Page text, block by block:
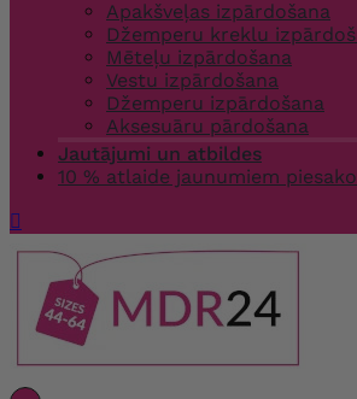
Apakšveļas izpārdošana
Džemperu kreklu
Mēteļu izpārdošana
Vestu izpārdošana
Džemperu izpārdošana
Aksesuāru pārdošana
Jautājumi un atbildes
10 % atlaide jaunumiem
